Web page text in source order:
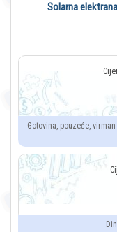
Solarna
Gotovina, pouzeće,